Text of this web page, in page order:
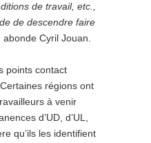
de travail, etc.,
de descendre faire
abonde Cyril Jouan.
points contact
régions ont
à venir
d’UD, d’UL,
qu’ils les identifient